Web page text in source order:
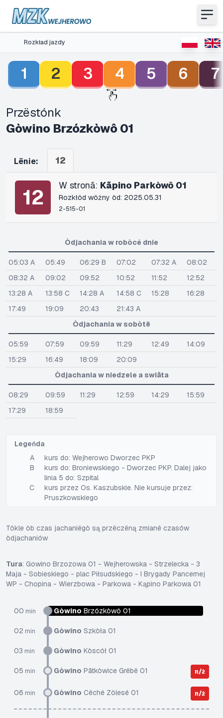
Rozkład jazdy
1 2 3 4 5 6 7
Przëstónk
Gòwino Brzózkòwô 01
Lënie: 12
12 W stronã: Kãpino Parkòwô 01
Rozkłôd wôżny òd: 2025.05.31
2-515-01
00 min Gòwino Brzózkòwô 01
02 min Gòwino Szkòła 01
03 min Gòwino Kòscół 01
05 min Gòwino Pãtkòwice Grëbë 01 n/ż
06 min Gòwino Cëché Zôlesé 01 n/ż
Òdjachania w robòcé dnie
05:03 A 05:49 06:29 B 07:02 07:32 A
08:02
08:32 A
09:02 09:52 10:52 11:52
12:52
13:28 A
13:58 C 14:28 A 14:58 C 15:28
16:28
17:49
19:09 20:43
21:43 A
Òdjachania w sobòtë
05:59 07:59 09:59 11:29 12:49
14:09
15:29
16:49 18:09
20:09
Òdjachania w niedzele a swiãta
08:29 09:59 11:29 12:59 14:29
15:59
17:29
18:59
Legeńda
A
kurs do: Wejherowo Dworzec PKP
B
kurs do: Broniewskiego - Dworzec PKP. Dalej jako
linia 5 do: Szpital
C
kurs przez Os. Kaszubskie. Nie kursuje przez:
Pruszkowskiego
Tôkle òb czas jachaniégò są przëczëną zmianë czasów
òdjachaniów
Tura: Gowino Brzozowa 01 - Wejherowska - Strzelecka - 3
Maja - Sobieskiego - plac Piłsudskiego - I Brygady Pancernej
WP - Chopina - Wierzbowa - Parkowa - Kąpino Parkowa 01